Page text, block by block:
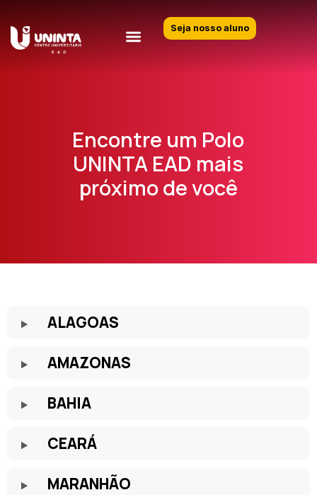
Seja nosso aluno
Encontre um Polo
UNINTA EAD mais
próximo de você
ALAGOAS
AMAZONAS
BAHIA
CEARÁ
MARANHÃO